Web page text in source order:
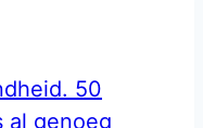
50
al genoeg